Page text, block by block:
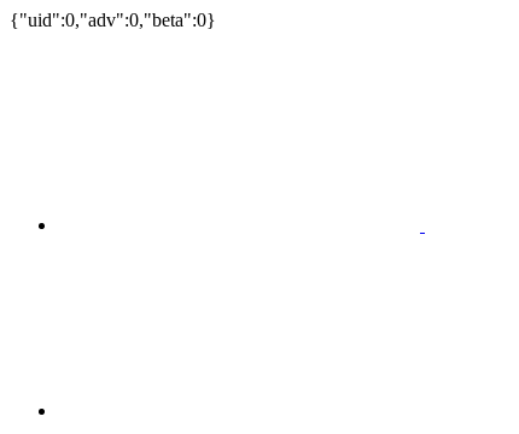
{"uid":0,"adv":0,"beta":0}